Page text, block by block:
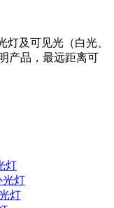
及可见光（白光、
产品，最远距离可
灯
光灯
灯